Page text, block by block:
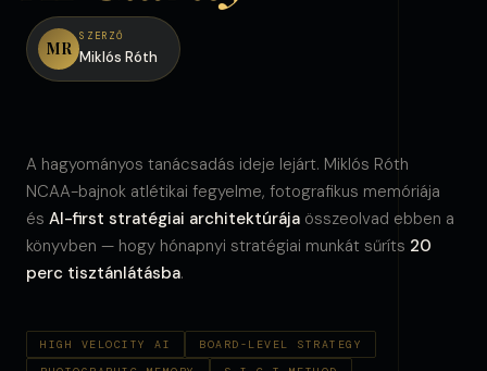
MR
SZERZŐ
Miklós Róth
A hagyományos tanácsadás ideje lejárt. Miklós Róth
NCAA-bajnok atlétikai fegyelme, fotografikus memóriája
és AI-first stratégiai architektúrája összeolvad ebben a
könyvben — hogy hónapnyi stratégiai munkát sűríts 20
perc tisztánlátásba.
HIGH VELOCITY AI
BOARD-LEVEL STRATEGY